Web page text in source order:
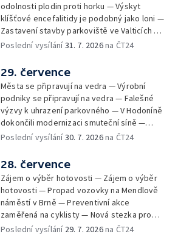
odolnosti plodin proti horku — Výskyt
klíšťové encefalitidy je podobný jako loni —
Zastavení stavby parkoviště ve Valticích —
Spor o lokalitu lesa v Rožnově pod
organismus — Kybernetický incident na
Masarykově univerzitě — Slavnostní
vyřazení absolventů Univerzity obran —
Letní kurzy umění pro mladé — Mobilní
kurníky pomáhají na poli
Poslední vysílání31. 7. 2026na ČT24
29. července
Města se připravují na vedra — Výrobní
podniky se připravují na vedra — Falešné
výzvy k uhrazení parkovného — V Hodoníně
dokončili modernizaci smuteční síně —
Chybějící toalety u dětských hřišť —
bývalého nákupního domu Letná — Končí 52.
ročník Letní filmové školy — 3. ročník
komunitní akce Stůl ve středu — Cesta na
podporu paliativní péče
Poslední vysílání30. 7. 2026na ČT24
28. července
Zájem o výběr hotovosti — Zájem o výběr
hotovosti — Propad vozovky na Mendlově
náměstí v Brně — Preventivní akce
zaměřená na cyklisty — Nová stezka pro
cyklisty na Zlínsku — Letecká linka mezi
Poslední vysílání 29. 7. 2026na ČT24